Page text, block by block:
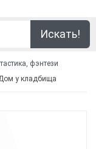
Искать!
фэнтези
у кладбища